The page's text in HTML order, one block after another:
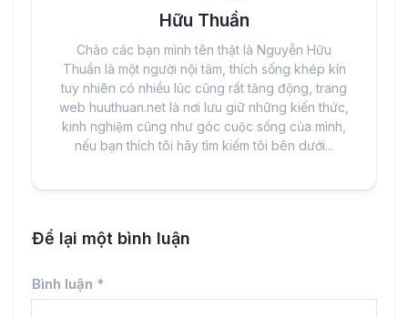
Hữu Thuần
Chào các bạn mình tên thật là Nguyễn Hữu
Thuần là một người nội tâm, thích sống khép kín
tuy nhiên có nhiều lúc cũng rất tăng động, trang
web huuthuan.net là nơi lưu giữ những kiến thức,
kinh nghiệm cũng như góc cuộc sống của mình,
nếu bạn thích tôi hãy tìm kiếm tôi bên dưới...
Để lại một bình luận
Bình luận *